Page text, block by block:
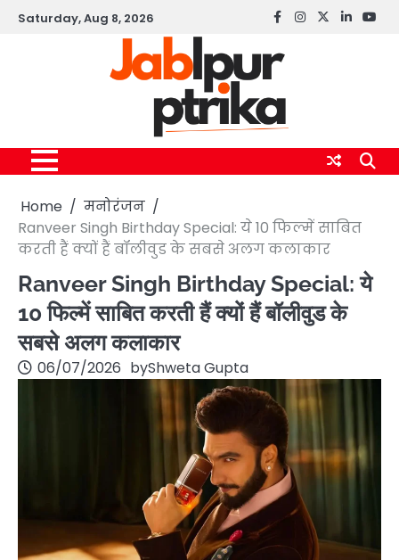
SkipSaturday, Aug 8, 2026 Facebook
instagram
twitterlinkedin
Home
मनोरंजन
Ranveer Singh Birthday Special: ये 10 फिल्में साबित
करती हैं क्यों हैं बॉलीवुड के सबसे अलग कलाकार
Ranveer Singh Birthday Special: ये
10 फिल्में साबित करती हैं क्यों हैं बॉलीवुड के
सबसे अलग कलाकार
06/07/2026 byShweta Gupta